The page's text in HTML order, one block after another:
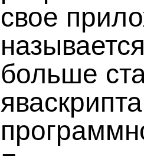
свое
больше